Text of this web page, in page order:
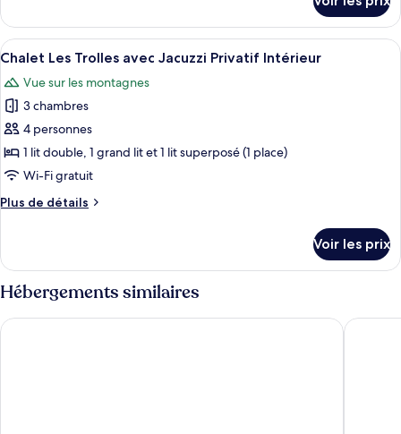
Trolles
avec
Jacuzzi
Privatif
le
type
de
Suite
des
Trolles
avec
Jacuzzi
Privatif
Afficher
toutes
les
photos
pour
ce
type
chambre :
Trolles
avec
Jacuzzi
Privatif
Une cabane en bois dotée d’un
9
Chalet Les Trolles avec Jacuzzi Privatif Intérieur
Vue sur les montagnes
3 chambres
4 personnes
1 lit double, 1 grand lit et 1 lit superposé (1 place)
Wi-Fi gratuit
Plus de détails
Plus
le
type
de
chambre
Chalet
Voir les prix
Hébergements similaires
La Folie Douce Hôtel Chamonix Lykke